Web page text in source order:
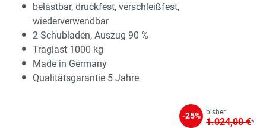
belastbar, druckfest, verschleißfest,
wiederverwendbar
2 Schubladen, Auszug 90 %
Traglast 1000 kg
Made in Germany
Qualitätsgarantie 5 Jahre
-25% bisher
1.024,00 €*